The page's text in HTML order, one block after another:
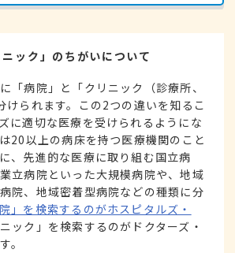
ニック」のちがいについて
「病院」と「クリニック（診療所、
けられます。この2つの違いを知るこ
に適切な医療を受けられるようにな
20以上の病床を持つ医療機関のこと
、先進的な医療に取り組む国立病
立病院といった大規模病院や、地域
院、地域密着型病院などの種類に分
院」を検索するのがホスピタルズ・
ック」を検索するのがドクターズ・
。